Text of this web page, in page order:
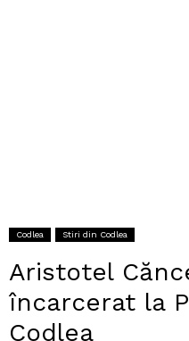
Codlea Stiri din Codlea
Aristotel
încarcerat la
Codlea